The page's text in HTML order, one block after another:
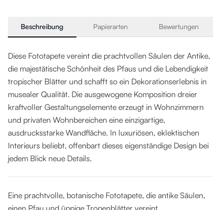
Beschreibung Papierarten Bewertungen
Diese Fototapete vereint die prachtvollen Säulen der Antike,
die majestätische Schönheit des Pfaus und die Lebendigkeit
tropischer Blätter und schafft so ein Dekorationserlebnis in
musealer Qualität. Die ausgewogene Komposition dreier
kraftvoller Gestaltungselemente erzeugt in Wohnzimmern
und privaten Wohnbereichen eine einzigartige,
ausdrucksstarke Wandfläche. In luxuriösen, eklektischen
Interieurs beliebt, offenbart dieses eigenständige Design bei
jedem Blick neue Details.
Eine prachtvolle, botanische Fototapete, die antike Säulen,
einen Pfau und üppige Tropenblätter vereint.